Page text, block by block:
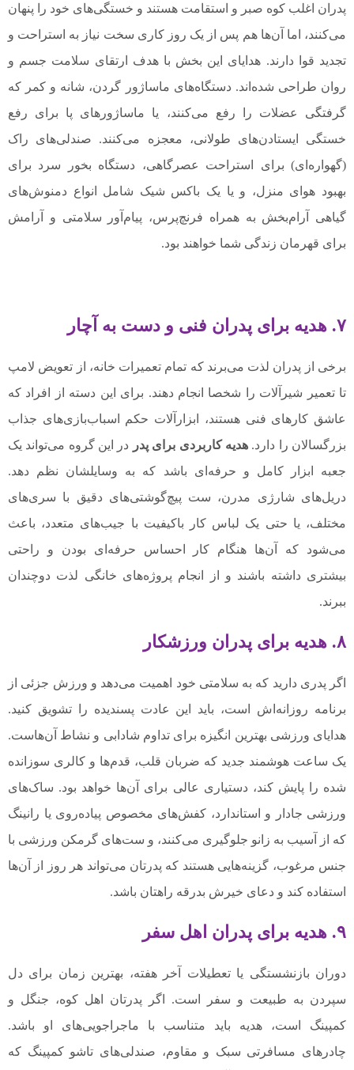
پدران اغلب کوه صبر و استقامت هستند و خستگی‌های خود را پنهان
می‌کنند، اما آن‌ها هم پس از یک روز کاری سخت نیاز به استراحت و
تجدید قوا دارند. هدایای این بخش با هدف ارتقای سلامت جسم و
روان طراحی شده‌اند. دستگاه‌های ماساژور گردن، شانه و کمر که
گرفتگی عضلات را رفع می‌کنند، یا ماساژورهای پا برای رفع
خستگی ایستادن‌های طولانی، معجزه می‌کنند. صندلی‌های راک
(گهواره‌ای) برای استراحت عصرگاهی، دستگاه بخور سرد برای
بهبود هوای منزل، و یا یک باکس شیک شامل انواع دمنوش‌های
گیاهی آرام‌بخش به همراه فرنچ‌پرس، پیام‌آور سلامتی و آرامش
برای قهرمان زندگی شما خواهند بود.
۷. هدیه برای پدران فنی و دست به آچار
برخی از پدران لذت می‌برند که تمام تعمیرات خانه، از تعویض لامپ
تا تعمیر شیرآلات را شخصا انجام دهند. برای این دسته از افراد که
عاشق کارهای فنی هستند، ابزارآلات حکم اسباب‌بازی‌های جذاب
بزرگسالان را دارد.هدیه کاربردی برای پدر
در این گروه می‌تواند یک
جعبه ابزار کامل و حرفه‌ای باشد که به وسایلشان نظم دهد.
دریل‌های شارژی مدرن، ست پیچ‌گوشتی‌های دقیق با سری‌های
مختلف، یا حتی یک لباس کار باکیفیت با جیب‌های متعدد، باعث
می‌شود که آن‌ها هنگام کار احساس حرفه‌ای بودن و راحتی
بیشتری داشته باشند و از انجام پروژه‌های خانگی لذت دوچندان
ببرند.
۸. هدیه برای پدران ورزشکار
اگر پدری دارید که به سلامتی خود اهمیت می‌دهد و ورزش جزئی از
برنامه روزانه‌اش است، باید این عادت پسندیده را تشویق کنید.
هدایای ورزشی بهترین انگیزه برای تداوم شادابی و نشاط آن‌هاست.
یک ساعت هوشمند جدید که ضربان قلب، قدم‌ها و کالری سوزانده
شده را پایش کند، دستیاری عالی برای آن‌ها خواهد بود. ساک‌های
ورزشی جادار و استاندارد، کفش‌های مخصوص پیاده‌روی یا رانینگ
که از آسیب به زانو جلوگیری می‌کنند، و ست‌های گرمکن ورزشی با
جنس مرغوب، گزینه‌هایی هستند که پدرتان می‌تواند هر روز از آن‌ها
استفاده کند و دعای خیرش بدرقه راهتان باشد.
۹. هدیه برای پدران اهل سفر
دوران بازنشستگی یا تعطیلات آخر هفته، بهترین زمان برای دل
سپردن به طبیعت و سفر است. اگر پدرتان اهل کوه، جنگل و
کمپینگ است، هدیه باید متناسب با ماجراجویی‌های او باشد.
چادرهای مسافرتی سبک و مقاوم، صندلی‌های تاشو کمپینگ که